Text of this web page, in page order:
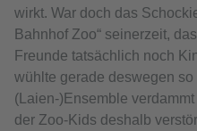
wirkt. War doch das
Bahnhof Zoo“ seinerzeit,
Freunde tatsächlich noch
wühlte gerade deswegen so
(Laien-)Ensemble
der Zoo-Kids deshalb